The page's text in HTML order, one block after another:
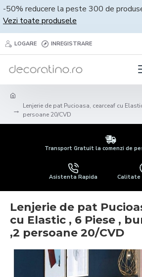
-50% reducere la peste 300 de
Vezi toate produsele
LOGARE INREGISTRARE
Lenjerie de pat Pucioasa, cearceaf cu
persoane 20/CVD
Transport Gratuit la comenzi de
Asistenta Rapida Calitate
Lenjerie de pat
cu Elastic , 6 Piese ,
,2 persoane 20/CVD